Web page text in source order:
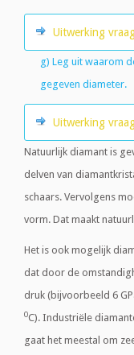
Uitwerking
g) Leg uit waarom
gegeven diameter.
Uitwerking
Natuurlijk diamant is
delven van
schaars. Vervolgens
vorm. Dat maakt
Het is ook mogelijk
dat door de
druk (bijvoorbeeld 6
0C). Industriële
gaat het meestal om